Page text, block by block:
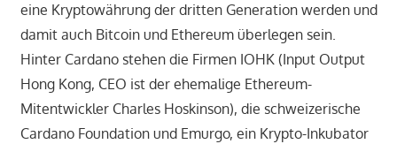
eine Kryptowährung der dritten Generation werden und
damit auch Bitcoin und Ethereum überlegen sein.
Hinter Cardano stehen die Firmen IOHK (Input Output
Hong Kong, CEO ist der ehemalige Ethereum-
Mitentwickler Charles Hoskinson), die schweizerische
Cardano Foundation und Emurgo, ein Krypto-Inkubator